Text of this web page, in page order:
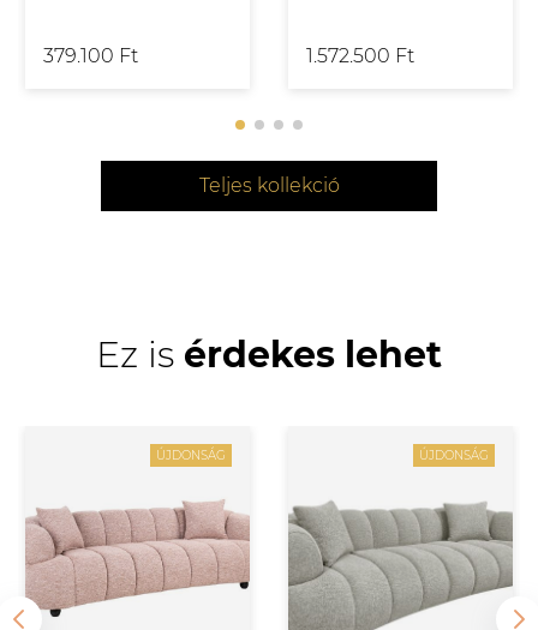
379.100 Ft 1.572.500 Ft
Teljes kollekció
Ez is érdekes lehet
ÚJDONSÁG ÚJDONSÁG